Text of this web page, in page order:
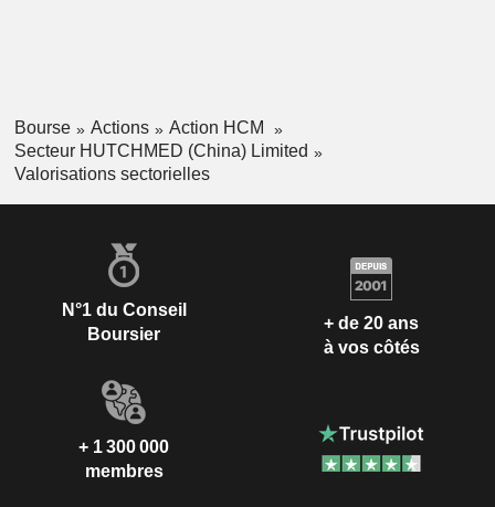
Bourse Actions
Action HCM
Secteur HUTCHMED (China) Limited
Valorisations sectorielles
N°1 du Conseil
Boursier
+ de 20 ans
à vos côtés
+ 1 300 000
membres